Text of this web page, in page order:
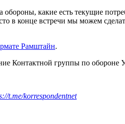
какие есть текущие
в конце встречи мы можем
Рамштайн.
Контактной группы по
t.me/korrespondentnet